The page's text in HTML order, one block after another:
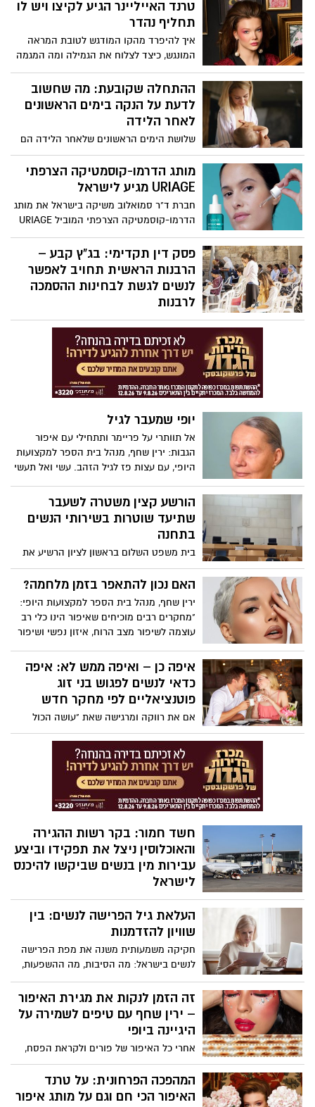
והקוסמטיקה – באיכות ללא פשרות.
טרנד האייליינר הגיע לקיצו ויש לו
תחליף נהדר
איך להיפרד מהקו המודגש לטובת המראה
המונגש, כיצד לצלוח את הגמילה ומה המגמה
הבאה? ירין שחף, מנהל בית הספר למקצועות
היופי, עם מילות פרידה לפס השחור וגם על
הגוון המפתיע שתרצו להיסחף איתו
ההתחלה שקובעת: מה שחשוב
לדעת על הנקה בימים הראשונים
לאחר הלידה
שלושת הימים הראשונים שלאחר הלידה הם
חלון הזדמנויות להנקה מוצלחת. נטלה מרדכי,
יועצת הנקה מוסמכת, מנהלת אחיות בריאות
האישה במכבי שירותי בריאות, מסבירה כיצד
מותג הדרמו-קוסמטיקה הצרפתי
URIAGE מגיע לישראל
חברת ד"ר סמואלוב משיקה בישראל את מותג
הדרמו-קוסמטיקה הצרפתי המוביל URIAGE
– לרגל ההשקה יצא המותג בקמפיין רחב
בהשקעה של 3 מיליון ₪
פסק דין תקדימי: בג"ץ קבע –
הרבנות הראשית תחויב לאפשר
לנשים לגשת לבחינות ההסמכה
לרבנות
פסק דין היסטורי ודרמטי ניתן אתמול (שני)
בבית המשפט העליון: ברוב של שלושה
שופטים, וללא התנגדות, קבע בג"ץ כי הרבנות
הראשית לישראל מחויבת לאפשר לנשים
לגשת לבחינות ההסמכה לרבנות, בדיוק כמו
גברים.
יופי שמעבר לגיל
אל תוותרי על פריימר ותתחילי עם איפור
הגבות: ירין שחף, מנהל בית הספר למקצועות
היופי, עם עצות פז לגיל הזהב. עשי ואל תעשי
הורשע קצין משטרה לשעבר
שתיעד שוטרות בשירותי הנשים
בתחנה
בית משפט השלום בראשון לציון הרשיע את
אורן בן משה, מפקד יחידת "הונאה מרכז"
במשטרת ישראל לשעבר, לאחר שהודה
במסגרת הסדר טיעון דיוני, בשורת עבירות
חמורות, ובהן מעשה מגונה, שימוש לרעה בכח
משרה ושיבוש מהלכי משפט, וזאת בכתב
שנוהלה על ידי צוות מרכז במח"ש
האם נכון להתאפר בזמן מלחמה?
ירין שחף, מנהל בית הספר למקצועות היופי:
"מחקרים רבים מוכיחים שאיפור הינו כלי רב
עוצמה לשיפור מצב הרוח, איזון נפשי ושיפור
איפה כן – ואיפה ממש לא: איפה
כדאי לנשים לפגוש בני זוג
פוטנציאליים לפי מחקר חדש
אם את רווקה ומרגישה שאת "עושה הכול
נכון" – יוצאת, מדברת, יוזמת, פותחת את הלב
– אבל עדיין לא מוצאת זוגיות, אולי הגיע
הזמן לבדוק לא מה את עושה, אלא איפה את
עושה את זה.
חשד חמור: בקר רשות ההגירה
והאוכלוסין ניצל את תפקידו וביצע
עבירות מין בנשים שביקשו להיכנס
לישראל
משטרת ישראל סיימה חקירה מקיפה
וממושכת שעניינה חשדות לעבירות מין
חמורות שבוצעו, לכאורה, על ידי תושב הדרום
בשנות ה-30 לחייו, המשמש כבקר ברשות
ההגירה והאוכלוסין בנתב"ג. החקירה התנהלה
כתב אישום, שצפוי להיות מוגש בימים
הקרובים על ידי פרקליטות מחוז מרכז.
העלאת גיל הפרישה לנשים: בין
שוויון להזדמנות
חקיקה משמעותית משנה את מפת הפרישה
לנשים בישראל: מה הסיבות, מה ההשפעות,
והאם זה מהלך לטובתן?
זה הזמן לנקות את מגירת האיפור
– ירין שחף עם טיפים לשמירה על
היגיינה ביופי
אחרי כל האיפור של פורים ולקראת הפסח,
הגיע הזמן לסדר וניקיון במגירת האיפור.
מברשות וספוגי מייק-אפ שהיו בשימוש,
הופכים למצע חיידקים ומקור לסכנות. ירין
המהפכה הפרחונית: על טרנד
האיפור הכי חם וגם על מותג איפור